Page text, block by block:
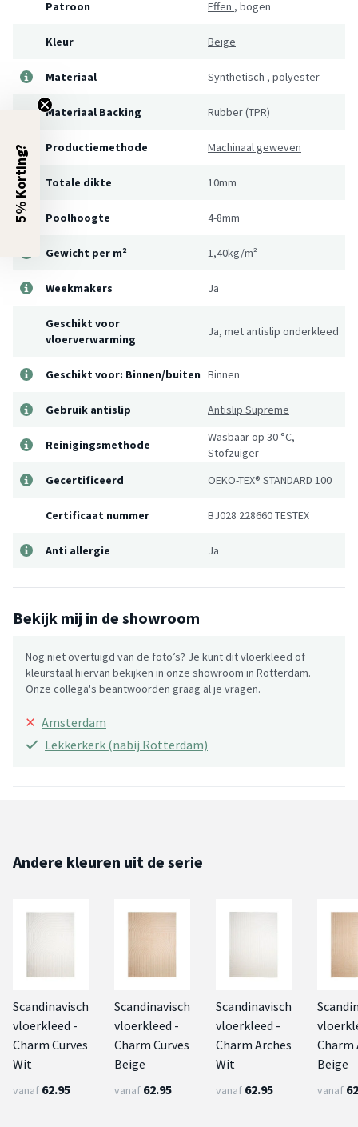
Patroon Effen , bogen
Kleur Beige
Materiaal Synthetisch , polyester
Materiaal Backing Rubber (TPR)
Productiemethode Machinaal geweven
Totale dikte 10mm
Poolhoogte 4-8mm
Gewicht per m² 1,40kg/m²
Weekmakers Ja
Geschikt voor
vloerverwarming
Ja, met antislip onderkleed
Geschikt voor: Binnen/buiten Binnen
Gebruik antislip Antislip Supreme
Reinigingsmethode
Wasbaar op 30 °C,
Stofzuiger
Gecertificeerd
OEKO-TEX® STANDARD 100
Certificaat nummer BJ028 228660 TESTEX
Anti allergie Ja
Bekijk mij in de showroom
Nog niet overtuigd van de foto’s? Je kunt dit vloerkleed of
kleurstaal hiervan bekijken in onze showroom in Rotterdam.
Onze collega's beantwoorden graag al je vragen.
× Amsterdam
Lekkerkerk (nabij Rotterdam)
Andere kleuren uit de serie
Scandinavisch
vloerkleed -
Charm Curves
Wit
vanaf 62.95
Scandinavisch
vloerkleed -
Charm Curves
Beige
vanaf 62.95
Scandinavisch
vloerkleed -
Charm Arches
Wit
vanaf 62.95
Charm
Beige
vanaf
5% Korting?